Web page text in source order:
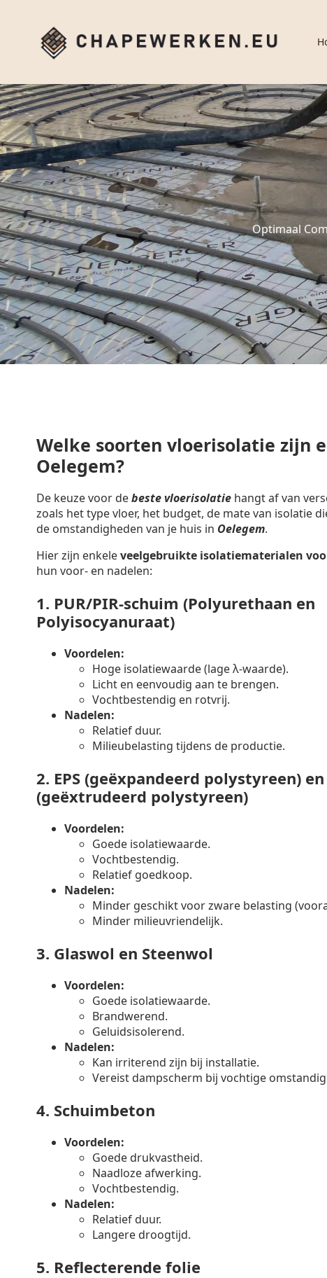
Optimaal
Welke soorten vloerisolatie zijn
Oelegem?
De keuze voor debeste vloerisolatie hangt af van
zoals het type vloer, het budget, de mate van isolatie
de omstandigheden van je huis in Oelegem.
Hier zijn enkeleveelgebruikte isolatiematerialen
hun voor- en nadelen:
1. PUR/PIR-schuim (Polyurethaan en
Polyisocyanuraat)
Voordelen:
Hoge isolatiewaarde (lage λ-waarde).
Licht en eenvoudig aan te brengen.
Vochtbestendig en rotvrij.
Nadelen:
Relatief duur.
Milieubelasting tijdens de productie.
2. EPS (geëxpandeerd polystyreen) en
(geëxtrudeerd polystyreen)
Voordelen:
Goede isolatiewaarde.
Vochtbestendig.
Relatief goedkoop.
Nadelen:
Minder geschikt voor zware belasting
Minder milieuvriendelijk.
3. Glaswol en Steenwol
Voordelen:
Goede isolatiewaarde.
Brandwerend.
Geluidsisolerend.
Nadelen:
Kan irriterend zijn bij installatie.
Vereist dampscherm bij vochtige
4. Schuimbeton
Voordelen:
Goede drukvastheid.
Naadloze afwerking.
Vochtbestendig.
Nadelen:
Relatief duur.
Langere droogtijd.
5. Reflecterende folie